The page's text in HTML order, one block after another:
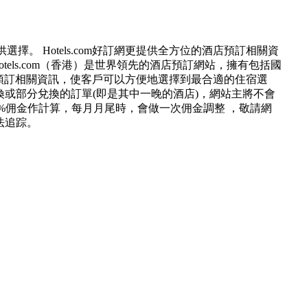
擇。 Hotels.com好訂網更提供全方位的酒店預訂相關資
（香港）是世界領先的酒店預訂網站，擁有包括國
相關資訊，使客戶可以方便地選擇到最合適的住宿選
部分兌換的訂單(即是其中一晚的酒店)，網站主將不會
金作計算，每月月尾時，會做一次佣金調整 ，敬請網
踪。